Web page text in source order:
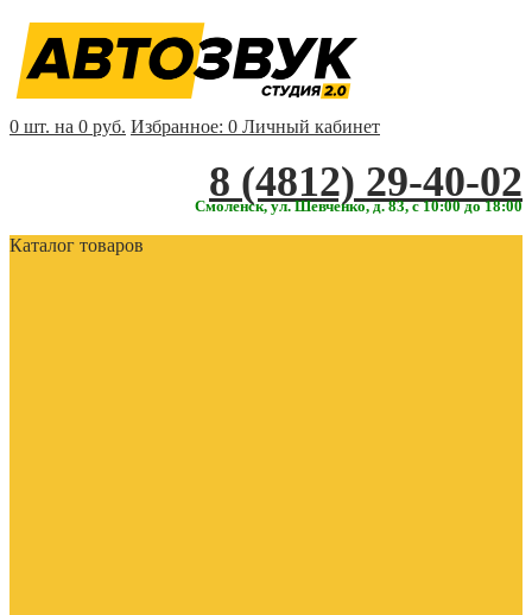
0 шт. на 0 руб. Избранное: 0 Личный кабинет
‎‎8 (4812) 29-40-02
Смоленск, ул. Шевченко, д. 83, с 10:00 до 18:00
Каталог товаров